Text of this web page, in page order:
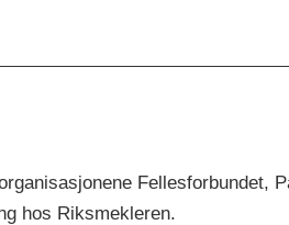
Fellesforbundet,
hos Riksmekleren.